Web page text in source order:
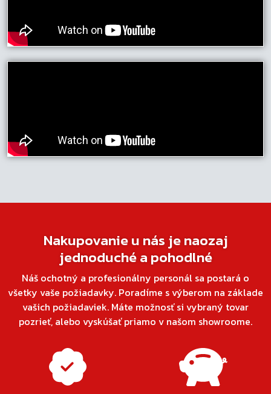
Nakupovanie u nás je naozaj
jednoduché a pohodlné
Náš ochotný a profesionálny personál sa postará o
všetky vaše požiadavky. Poradíme s výberom na základe
vašich požiadaviek. Máte možnosť si vybraný tovar
pozrieť, alebo vyskúšať priamo v našom showroome.